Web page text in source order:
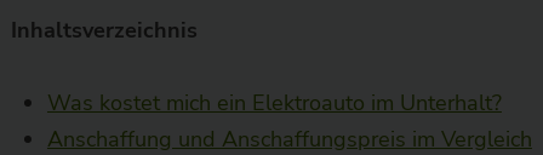
Inhaltsverzeichnis
Was kostet mich ein Elektroauto im Unterhalt?
Anschaffung und Anschaffungspreis im Vergleich